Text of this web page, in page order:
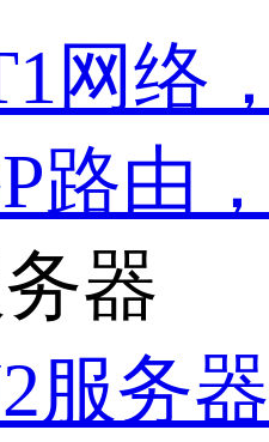
网络
路由
器
服务器